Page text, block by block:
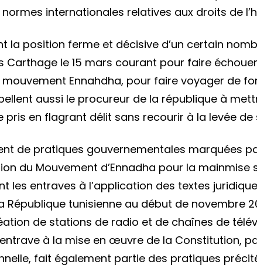
et
non-
respect
des
lois
qui
derrière
l’immunité
conférée
par
les
institutions
de
internationales relatives aux droits de
la position ferme et décisive d’un certain
Carthage le 15 mars courant pour faire
Ennahdha, pour faire voyager de
aussi le procureur de la république à
en flagrant délit sans recourir à la levée de
de pratiques gouvernementales marquées
du Mouvement d’Ennadha pour la mainmise
les entraves à l’application des textes
tunisienne au début de novembre
de stations de radio et de chaînes de
à la mise en œuvre de la Constitution,
fait également partie des pratiques